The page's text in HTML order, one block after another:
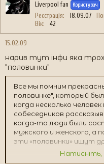
м
и
о
н
Liverpool fan Користувач
Реєстрація 18.09.07
Вік
42
15.02.09
нарив тут інфи яка
"половинки"
Все мы помним
половинке", который
когда несколько
собеседников
когда-то люди были
мужского и женского, а
эти «половинки» ищут
Но это лишь легенда.
Натисніть,